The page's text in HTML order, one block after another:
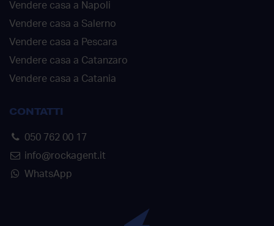
Vendere casa a Napoli
Vendere casa a Salerno
Vendere casa a Pescara
Vendere casa a Catanzaro
Vendere casa a Catania
CONTATTI
050 762 00 17
info@rockagent.it
WhatsApp